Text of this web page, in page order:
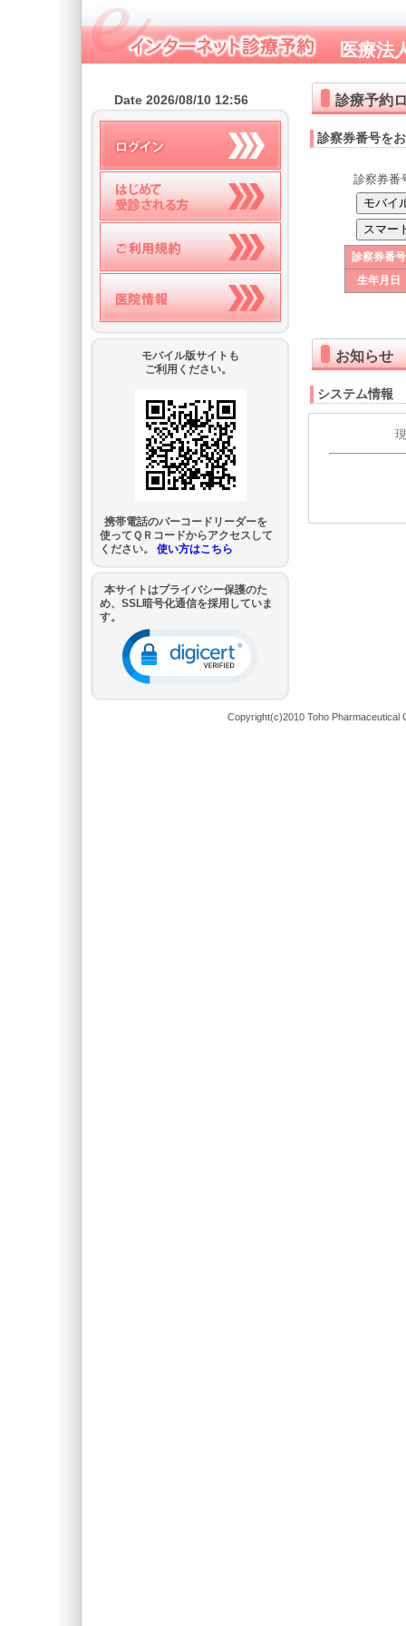
医療法
診療予約
診察券番号を
診察券番
診察券番号
生年月日
お知らせ
システム情報
Date 2026/08/10 12:56
モバイル版サイトも
ご利用ください。
携帯電話のバーコードリーダーを
使ってＱＲコードからアクセスして
ください。 使い方はこちら
本サイトはプライバシー保護のた
め、SSL暗号化通信を採用していま
す。
Copyright(c)2010 Toho Pharmaceutical